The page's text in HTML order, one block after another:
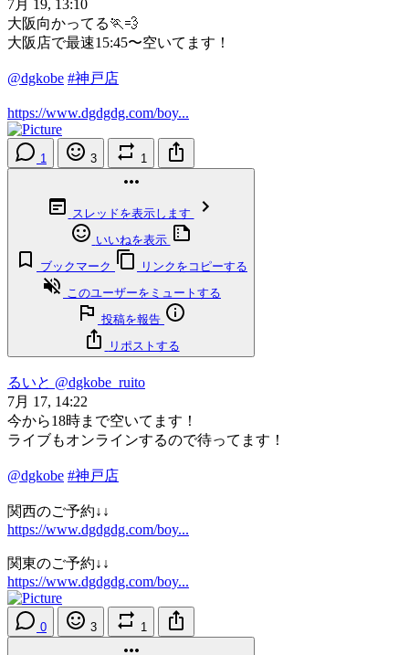
7月 19, 13:10
大阪向かってる🏃💨
大阪店で最速15:45〜空いてます！
@dgkobe #神戸店
https://www.dgdgdg.com/boy...
1 3 1
スレッドを表示します
いいねを表示
ブックマーク
リンクをコピーする
このユーザーをミュートする
投稿を報告
リポストする
るいと @dgkobe_ruito
7月 17, 14:22
今から18時まで空いてます！
ライブもオンラインするので待ってます！
@dgkobe #神戸店
関西のご予約↓↓
https://www.dgdgdg.com/boy...
関東のご予約↓↓
https://www.dgdgdg.com/boy...
0 3 1